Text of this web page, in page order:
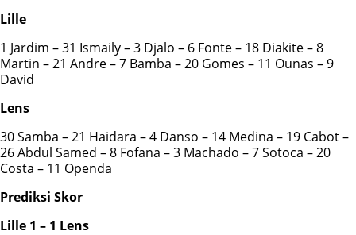
Lille
1 Jardim – 31 Ismaily – 3 Djalo – 6 Fonte – 18 Diakite – 8
Martin – 21 Andre – 7 Bamba – 20 Gomes – 11 Ounas – 9
David
Lens
30 Samba – 21 Haidara – 4 Danso – 14 Medina – 19 Cabot –
26 Abdul Samed – 8 Fofana – 3 Machado – 7 Sotoca – 20
Costa – 11 Openda
Prediksi Skor
Lille 1 – 1 Lens